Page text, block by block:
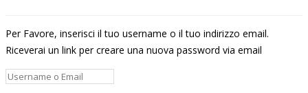
Per Favore, inserisci il tuo username o il tuo indirizzo email.
Riceverai un link per creare una nuova password via email